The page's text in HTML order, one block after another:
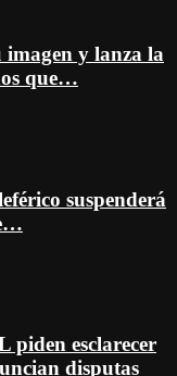
imagen y lanza la
que…
suspenderá
piden esclarecer
disputas